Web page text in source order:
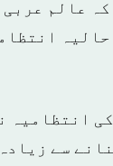
عالم
انتظامیہ
سے